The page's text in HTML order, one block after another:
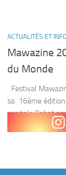
ACTUALITÉS ET
Mawazine
du Monde
Festival
sa 16ème
capitale Rabat
suivez sa...